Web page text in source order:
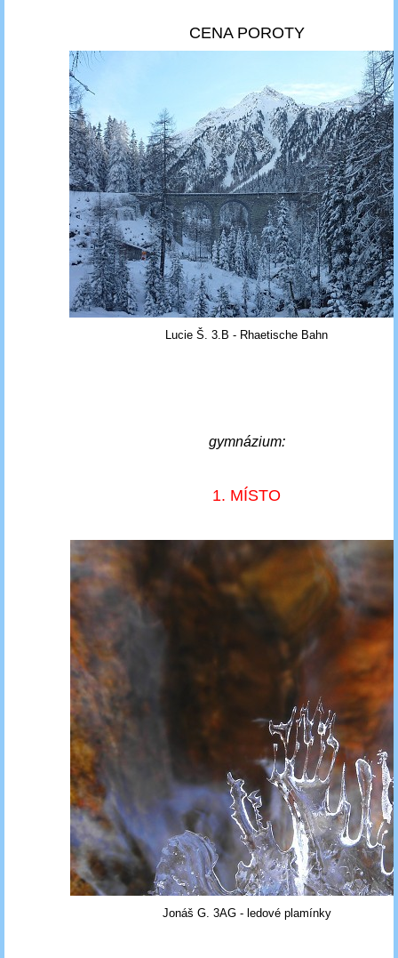
CENA POROTY
Lucie Š. 3.B - Rhaetische Bahn
gymnázium:
1. MÍSTO
Jonáš G. 3AG - ledové plamínky